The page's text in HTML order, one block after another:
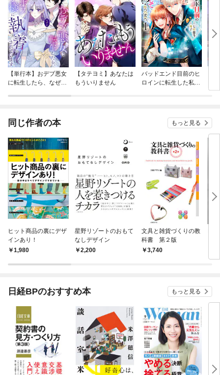
【単行本】おデブ悪女
に転生したら、なぜか
【タテヨミ】あなたは
もういりません
バッドエンド目前のヒ
ロインに転生した私、
同じ作者の本 もっと見る
ヒット商品の裏にデザ
インあり！
1,980
星野リゾートのおもて
なしデザイン
2,200
文具と雑貨づくりの教
科書 第２版
3,740
日経BPのおすすめ本 もっと見る